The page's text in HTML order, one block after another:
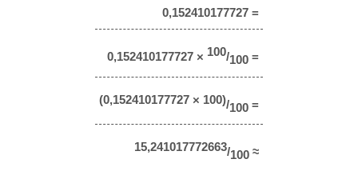
0,152410177727 =
0,152410177727 × 100/100 =
(0,152410177727 × 100)/100 =
15,241017772663/100 ≈